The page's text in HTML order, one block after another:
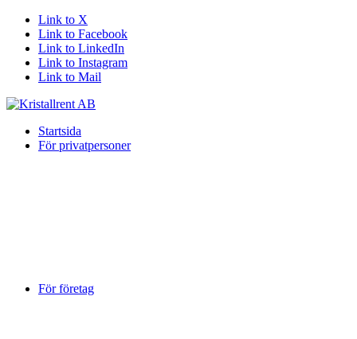
Link to X
Link to Facebook
Link to LinkedIn
Link to Instagram
Link to Mail
Startsida
För privatpersoner
För företag